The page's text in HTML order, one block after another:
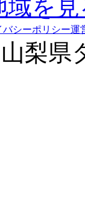
域を
バシーポリシー運
梨